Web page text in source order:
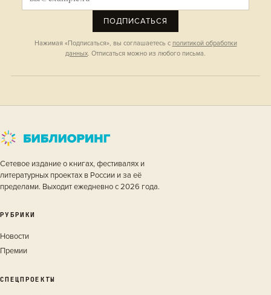
ПОДПИСАТЬСЯ
Нажимая «Подписаться», вы соглашаетесь с политикой обработки
данных. Отписаться можно из любого письма.
Сетевое издание о книгах, фестивалях и
литературных проектах в России и за её
пределами. Выходит ежедневно с 2026 года.
РУБРИКИ
Новости
Премии
СПЕЦПРОЕКТЫ